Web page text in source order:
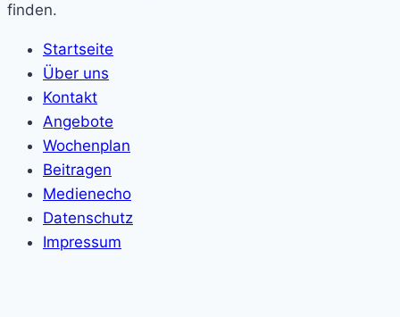
finden.
Startseite
Über uns
Kontakt
Angebote
Wochenplan
Beitragen
Medienecho
Datenschutz
Impressum